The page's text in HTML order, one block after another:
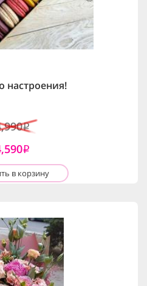
настроения!
i
i
в корзину